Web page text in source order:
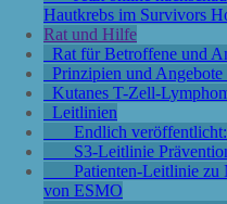
Hautkrebs im Survivors
Rat und Hilfe
Rat für Betroffene und
Prinzipien und Angebote
Kutanes T-Zell-
Leitlinien
Endlich
S3-Leitlinie
Patienten-Leitlinie zu
von ESMO